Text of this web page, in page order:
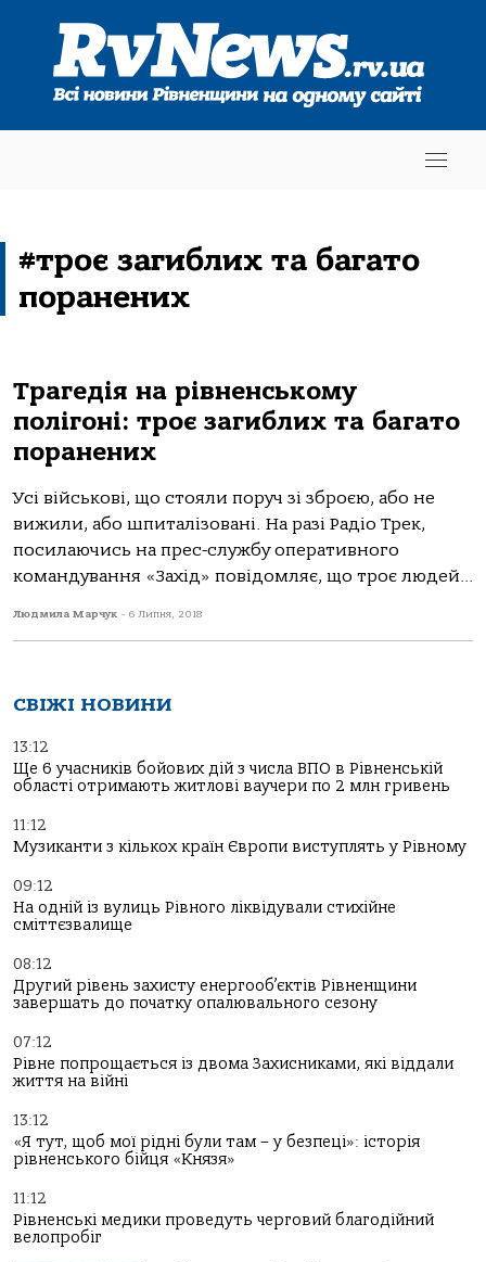
#троє загиблих та багато
поранених
Трагедія на рівненському
полігоні: троє загиблих та багато
поранених
Усі військові, що стояли поруч зі зброєю, або не
вижили, або шпиталізовані. На разі Радіо Трек,
посилаючись на прес-службу оперативного
командування «Захід» повідомляє, що троє людей...
Людмила Марчук - 6 Липня, 2018
СВІЖІ НОВИНИ
13:12
Ще 6 учасників бойових дій з числа ВПО в Рівненській
області отримають житлові ваучери по 2 млн гривень
11:12
Музиканти з кількох країн Європи виступлять у Рівному
09:12
На одній із вулиць Рівного ліквідували стихійне
сміттєзвалище
08:12
Другий рівень захисту енергооб’єктів Рівненщини
завершать до початку опалювального сезону
07:12
Рівне попрощається із двома Захисниками, які віддали
життя на війні
13:12
«Я тут, щоб мої рідні були там – у безпеці»: історія
рівненського бійця «Князя»
11:12
Рівненські медики проведуть черговий благодійний
велопробіг